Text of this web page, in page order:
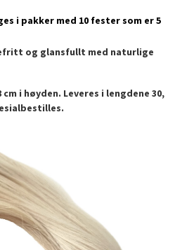
i pakker med 10 fester som er 5
og glansfullt med naturlige
cm i høyden. Leveres i lengdene 30,